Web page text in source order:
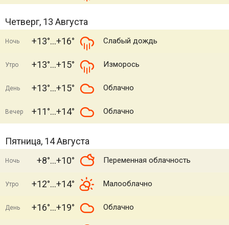
Четверг, 13 Августа
Ночь +13° +16° Слабый дождь
Утро +13° +15° Изморось
День +13° +15° Облачно
Вечер +11° +14° Облачно
Пятница, 14 Августа
Ночь +8° +10° Переменная облачность
Утро +12° +14° Малооблачно
День +16° +19° Облачно